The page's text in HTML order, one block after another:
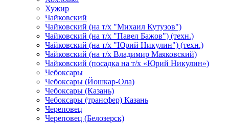
Хужир
Чайковский
Чайковский (на т/х "Михаил Кутузов")
Чайковский (на т/х "Павел Бажов") (техн.)
Чайковский (на т/х "Юрий Никулин") (техн.)
Чайковский (на т/х Владимир Маяковский)
Чайковский (посадка на т/х «Юрий Никулин»)
Чебоксары
Чебоксары (Йошкар-Ола)
Чебоксары (Казань)
Чебоксары (трансфер) Казань
Череповец
Череповец (Белозерск)